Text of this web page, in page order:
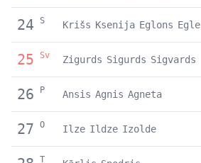
24 S Krišs Ksenija Eglons Egle
25 Sv Zigurds Sigurds Sigvards
26 P Ansis Agnis Agneta
27 O Ilze Ildze Izolde
T